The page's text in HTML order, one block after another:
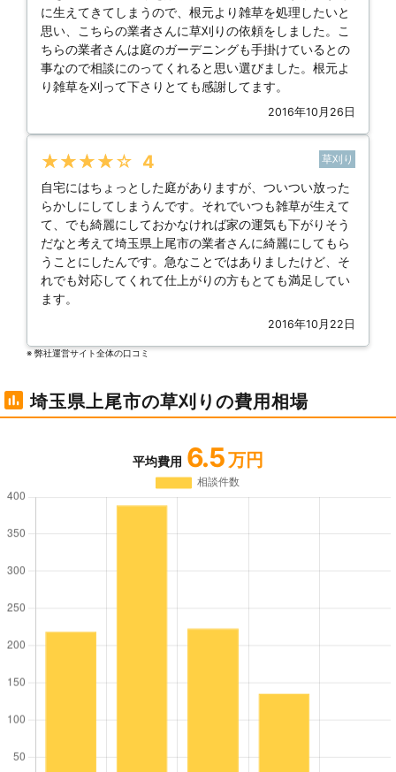
に生えてきてしまうので、根元より雑草を処理したいと
思い、こちらの業者さんに草刈りの依頼をしました。こ
ちらの業者さんは庭のガーデニングも手掛けているとの
事なので相談にのってくれると思い選びました。根元よ
り雑草を刈って下さりとても感謝してます。
2016年10月26日
★★★★★ 4 草刈り
自宅にはちょっとした庭がありますが、ついつい放った
らかしにしてしまうんです。それでいつも雑草が生えて
て、でも綺麗にしておかなければ家の運気も下がりそう
だなと考えて埼玉県上尾市の業者さんに綺麗にしてもら
うことにしたんです。急なことではありましたけど、そ
れでも対応してくれて仕上がりの方もとても満足してい
ます。
2016年10月22日
※ 弊社運営サイト全体の⼝コミ
埼玉県上尾市の草刈りの費用相場
平均費用 6.5 万円